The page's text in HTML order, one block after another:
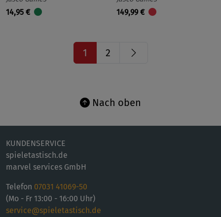
14,95 € 149,99 €
1 2
Nach oben
KUNDENSERVICE
spieletastisch.de
marvel services GmbH
Telefon 07031 41069-50
(Mo - Fr 13:00 - 16:00 Uhr)
service@spieletastisch.de